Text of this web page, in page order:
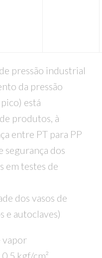
pressão industrial
da pressão
está
produtos, à
entre PT para PP
segurança dos
em testes de
dos vasos de
e autoclaves)
vapor